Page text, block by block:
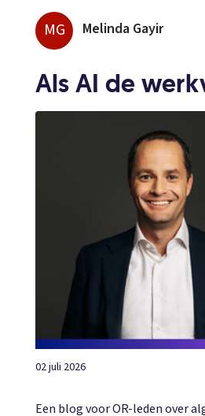
MG Melinda Gayir
Als AI de
02 juli 2026
Een blog voor OR-leden over